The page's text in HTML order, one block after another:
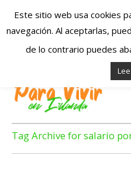
Irlanda
Irlanda
en
Tag Archive for salario
Este sitio web usa cookies
navegación. Al aceptarlas,
de lo contrario puedes